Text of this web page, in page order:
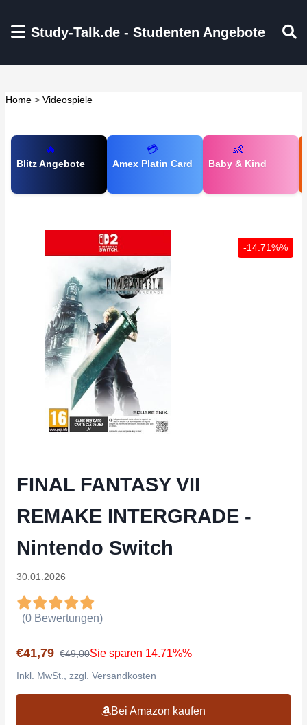
Study-Talk.de - Studenten Angebote
Home > Videospiele
🔥
Blitz Angebote
💳
Amex Platin Card
👶
Baby & Kind
-14.71%%
FINAL FANTASY VII
REMAKE INTERGRADE -
Nintendo Switch
30.01.2026
(0 Bewertungen)
€41,79 €49,00Sie sparen 14.71%%
Inkl. MwSt., zzgl. Versandkosten
Bei Amazon kaufen